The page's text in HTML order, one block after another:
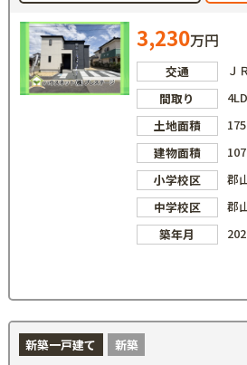
3,230万円
交通
Ｊ
間取り
土地面積
建物面積
小学校区
郡
中学校区
郡
築年月
新築一戸建て 新築